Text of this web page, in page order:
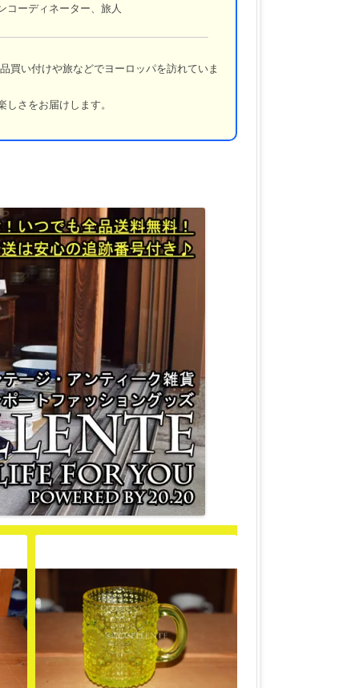
コーディネーター、旅人
買い付けや旅などでヨーロッパを訪れていま
さをお届けします。